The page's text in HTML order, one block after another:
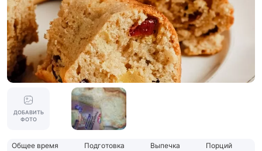
ДОБАВИТЬ
ФОТО
Общее время Подготовка Выпечка Порций